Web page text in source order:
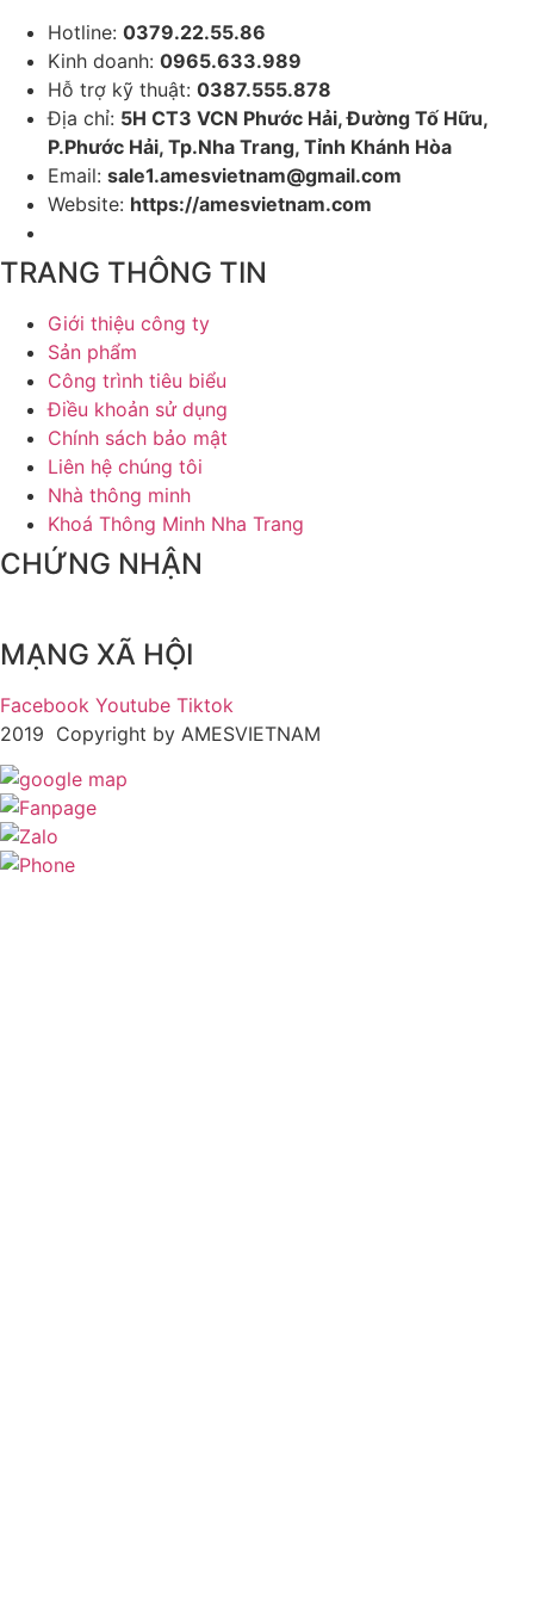
Hotline: 0379.22.55.86
Kinh doanh: 0965.633.989
Hỗ trợ kỹ thuật: 0387.555.878
Địa chỉ: 5H CT3 VCN Phước Hải, Đường Tố Hữu,
P.Phước Hải, Tp.Nha Trang, Tỉnh Khánh Hòa
Email: sale1.amesvietnam@gmail.com
Website: https://amesvietnam.com
TRANG THÔNG TIN
Giới thiệu công ty
Sản phẩm
Công trình tiêu biểu
Điều khoản sử dụng
Chính sách bảo mật
Liên hệ chúng tôi
Nhà thông minh
Khoá Thông Minh Nha Trang
CHỨNG NHẬN
MẠNG XÃ HỘI
Facebook Youtube Tiktok
2019 Copyright by AMESVIETNAM